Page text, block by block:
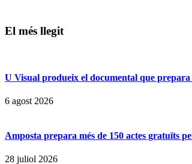
El més llegit
U Visual produeix el documental que prepara
6 agost 2026
Amposta prepara més de 150 actes gratuïts
28 juliol 2026